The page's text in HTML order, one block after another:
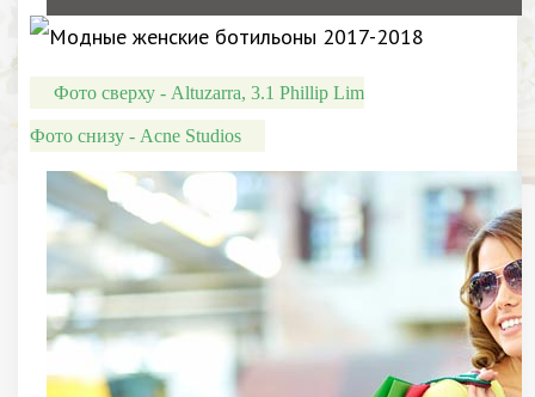
Фото сверху - Altuzarra, 3.1 Phillip Lim
Фото снизу - Acne Studios